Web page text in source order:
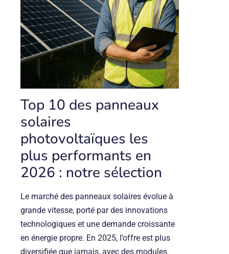
Top 10 des panneaux
solaires
photovoltaïques les
plus performants en
2026 : notre sélection
Le marché des panneaux solaires évolue à
grande vitesse, porté par des innovations
technologiques et une demande croissante
en énergie propre. En 2025, l’offre est plus
diversifiée que jamais, avec des modules